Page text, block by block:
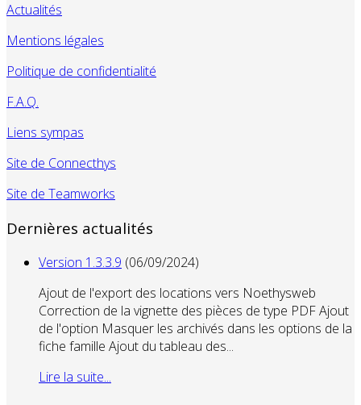
Actualités
Mentions légales
Politique de confidentialité
F.A.Q.
Liens sympas
Site de Connecthys
Site de Teamworks
Dernières actualités
Version 1.3.3.9 (06/09/2024)
Ajout de l'export des locations vers Noethysweb
Correction de la vignette des pièces de type PDF Ajout
de l'option Masquer les archivés dans les options de la
fiche famille Ajout du tableau des...
Lire la suite...